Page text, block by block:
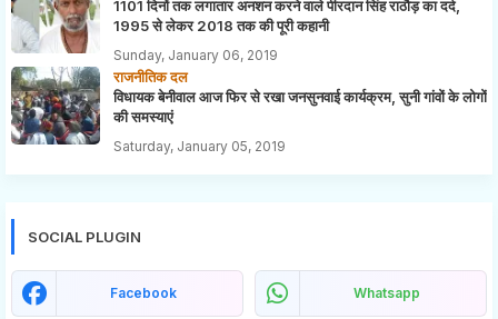
1101 दिनों तक लगातार अनशन करने वाले पीरदान सिंह राठौड़ का दर्द,
1995 से लेकर 2018 तक की पूरी कहानी
Sunday, January 06, 2019
राजनीतिक दल
विधायक बेनीवाल आज फिर से रखा जनसुनवाई कार्यक्रम, सुनी गांवों के लोगों
की समस्याएं
Saturday, January 05, 2019
SOCIAL PLUGIN
Facebook Whatsapp